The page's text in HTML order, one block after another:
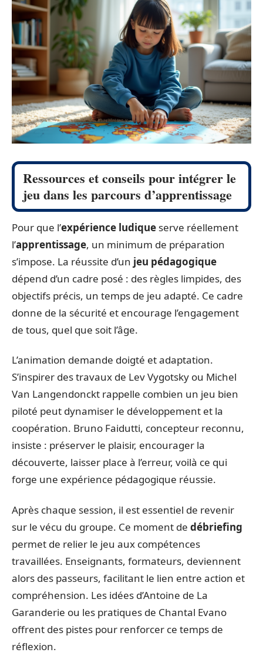
Ressources et conseils pour intégrer le
jeu dans les parcours d’apprentissage
Pour que l’expérience ludique serve réellement
l’apprentissage, un minimum de préparation
s’impose. La réussite d’un jeu pédagogique
dépend d’un cadre posé : des règles limpides, des
objectifs précis, un temps de jeu adapté. Ce cadre
donne de la sécurité et encourage l’engagement
de tous, quel que soit l’âge.
L’animation demande doigté et adaptation.
S’inspirer des travaux de Lev Vygotsky ou Michel
Van Langendonckt rappelle combien un jeu bien
piloté peut dynamiser le développement et la
coopération. Bruno Faidutti, concepteur reconnu,
insiste : préserver le plaisir, encourager la
découverte, laisser place à l’erreur, voilà ce qui
forge une expérience pédagogique réussie.
Après chaque session, il est essentiel de revenir
sur le vécu du groupe. Ce moment de débriefing
permet de relier le jeu aux compétences
travaillées. Enseignants, formateurs, deviennent
alors des passeurs, facilitant le lien entre action et
compréhension. Les idées d’Antoine de La
Garanderie ou les pratiques de Chantal Evano
offrent des pistes pour renforcer ce temps de
réflexion.